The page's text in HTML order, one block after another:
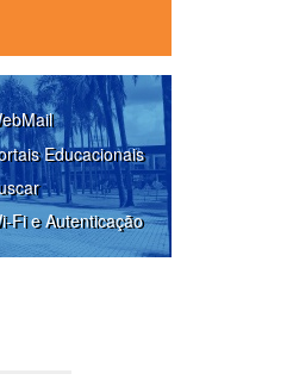
Educacionais
Fi e Autenticação